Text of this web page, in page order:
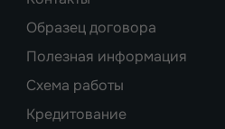
Образец договора
Полезная информация
Схема работы
Кредитование